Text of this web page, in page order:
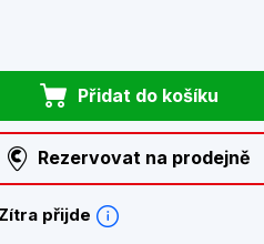
Přidat do košíku
Rezervovat na prodejně
přijde